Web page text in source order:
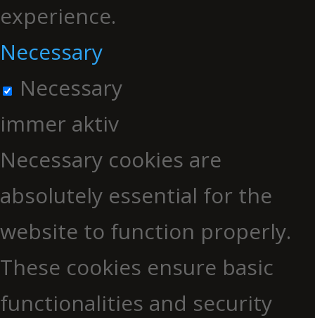
experience.
Necessary
Necessary
immer aktiv
Necessary cookies are
absolutely essential for the
website to function properly.
These cookies ensure basic
functionalities and security